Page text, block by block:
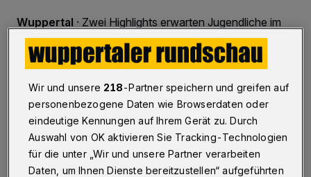
Wuppertal · Zwei Highlights erwarten Jugendliche im
Oktober an der Wuppertaler Junior Uni für das
Bergische Land: Am 10. Oktober 2025 startet die
Forschernacht in ihre vierte Runde. Nur wenige Tage
Projektwoche „Handwerk erleben“ das praktische
Ausprobieren von Berufen im Mittelpunkt.
26.09.2025 , 18:00 Uhr
Wir und unsere 218-Partner speichern und greifen auf
personenbezogene Daten wie Browserdaten oder
eindeutige Kennungen auf Ihrem Gerät zu. Durch
Auswahl von OK aktivieren Sie Tracking-Technologien
für die unter „Wir und unsere Partner verarbeiten
Daten, um Ihnen Dienste bereitzustellen“ aufgeführten